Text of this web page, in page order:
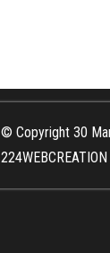
© Copyright 30